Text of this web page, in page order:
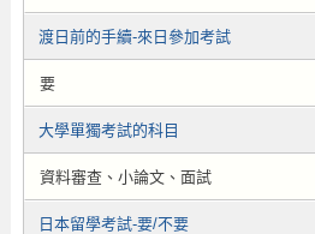
渡日前的手續-來日參加考試
要
大學單獨考試的科目
資料審查、小論文、面試
日本留學考試-要/不要